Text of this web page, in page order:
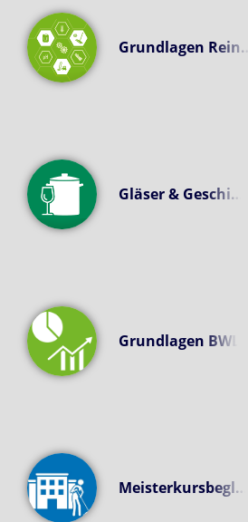
Grundlagen Rein…
Gläser & Geschi…
Grundlagen BWL
Meisterkursbegl…